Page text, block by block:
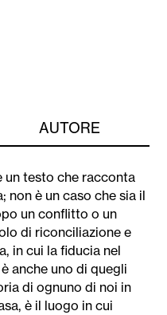
AUTORE
un testo che racconta
non è un caso che sia il
un conflitto o un
di riconciliazione e
in cui la fiducia nel
anche uno di quegli
di ognuno di noi in
è il luogo in cui